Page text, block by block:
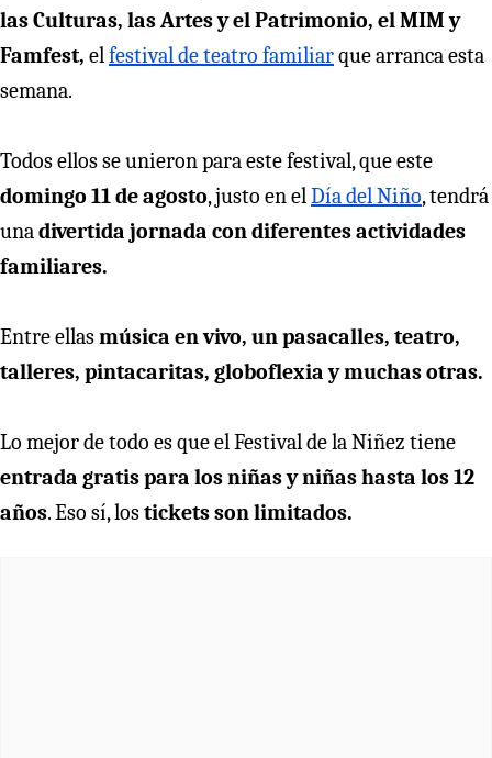
las Culturas, las Artes y el Patrimonio, el MIM y
Famfest, elfestival de teatro familiarque arranca esta
semana.
Todos ellos se unieron para este festival, que este
domingo 11 de agosto, justo en elDía del Niño, tendrá
unadivertida jornada con diferentes actividades
familiares.
Entre ellasmúsica en vivo, un pasacalles, teatro,
talleres, pintacaritas, globoflexia y muchas otras.
Lo mejor de todo es que el Festival de la Niñez tiene
entrada gratis para los niñas y niñas hasta los 12
años. Eso sí, lostickets son limitados.